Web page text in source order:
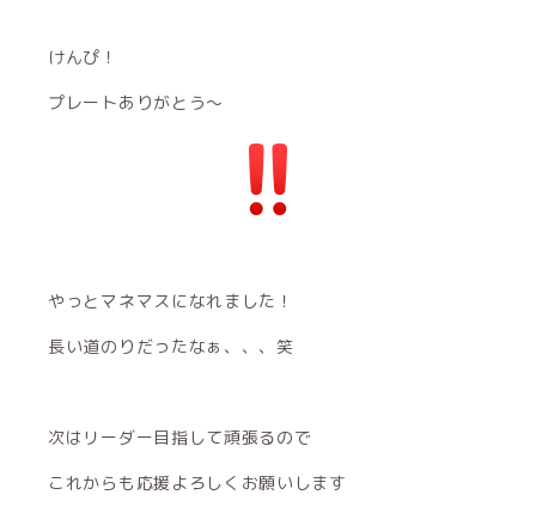
けんぴ！
プレートありがとう～
やっとマネマスになれました！
長い道のりだったなぁ、、、笑
次はリーダー目指して頑張るので
これからも応援よろしくお願いします